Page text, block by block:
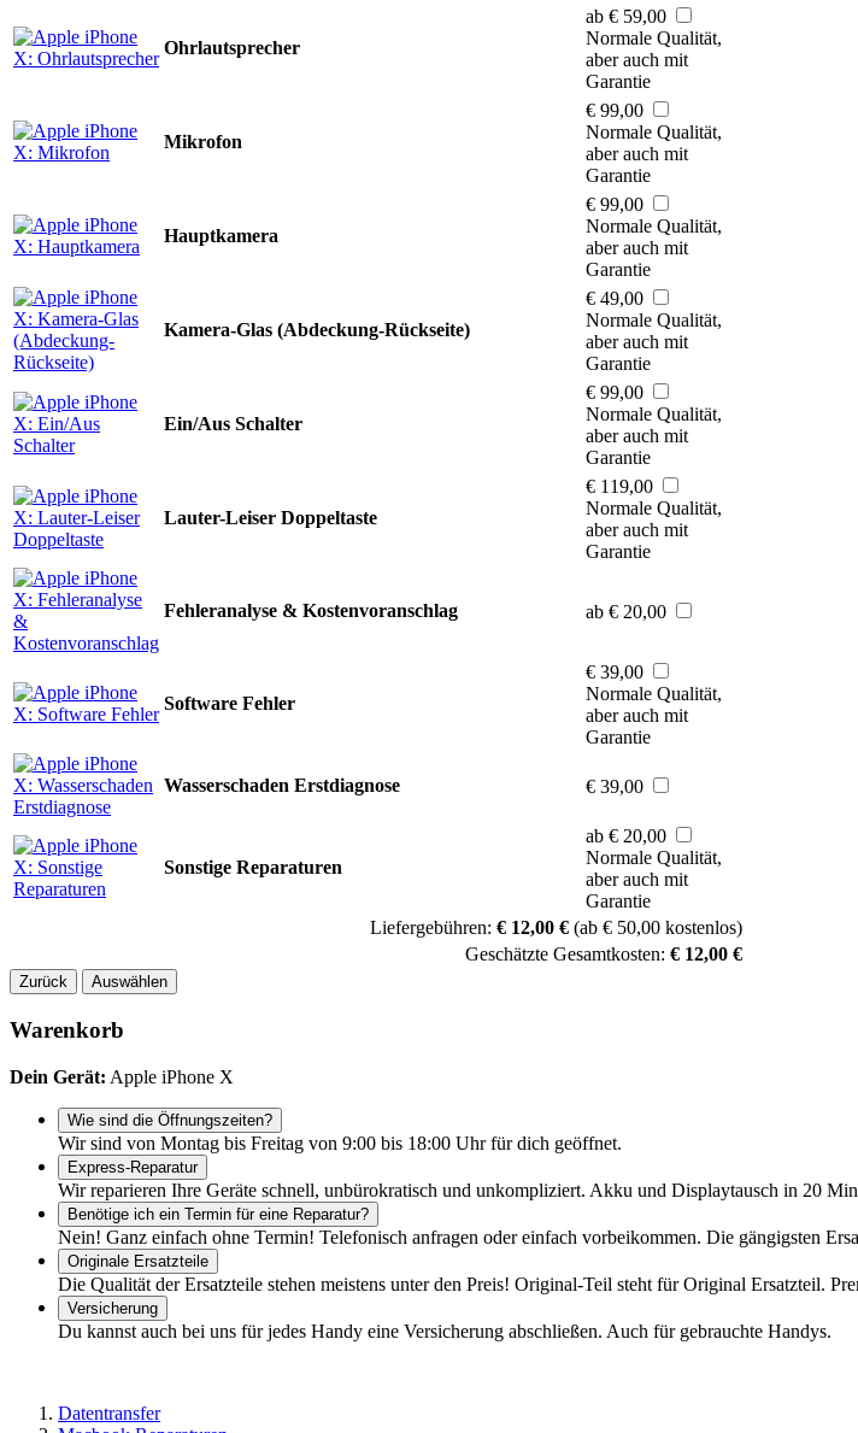
Ohrlautsprecher
ab € 59,00
Normale Qualität,
aber auch mit
Garantie
Mikrofon
€ 99,00
Normale Qualität,
aber auch mit
Garantie
Hauptkamera
€ 99,00
Normale Qualität,
aber auch mit
Garantie
Kamera-Glas (Abdeckung-Rückseite)
€ 49,00
Normale Qualität,
aber auch mit
Garantie
Ein/Aus Schalter
€ 99,00
Normale Qualität,
aber auch mit
Garantie
Lauter-Leiser Doppeltaste
€ 119,00
Normale Qualität,
aber auch mit
Garantie
Fehleranalyse & Kostenvoranschlag ab € 20,00
Software Fehler
€ 39,00
Normale Qualität,
aber auch mit
Garantie
Wasserschaden Erstdiagnose € 39,00
Sonstige Reparaturen
ab € 20,00
Normale Qualität,
aber auch mit
Garantie
Liefergebühren: € 12,00 € (ab € 50,00 kostenlos)
Geschätzte Gesamtkosten: € 12,00 €
Zurück Auswählen
Warenkorb
Dein Gerät: Apple iPhone X
Wie sind die Öffnungszeiten?
Wir sind von Montag bis Freitag von 9:00 bis 18:00 Uhr für dich geöffnet.
Express-Reparatur
Wir reparieren Ihre Geräte schnell, unbürokratisch und unkompliziert. Akku und Displaytausch in 20
Benötige ich ein Termin für eine Reparatur?
Nein! Ganz einfach ohne Termin! Telefonisch anfragen oder einfach vorbeikommen. Die gängigsten
Originale Ersatzteile
Die Qualität der Ersatzteile stehen meistens unter den Preis! Original-Teil steht für Original Ersatzteil.
Versicherung
Du kannst auch bei uns für jedes Handy eine Versicherung abschließen. Auch für gebrauchte Handys.
Datentransfer